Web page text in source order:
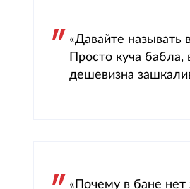
«Давайте
Просто куча бабла,
дешевизна
«Почему в бане нет